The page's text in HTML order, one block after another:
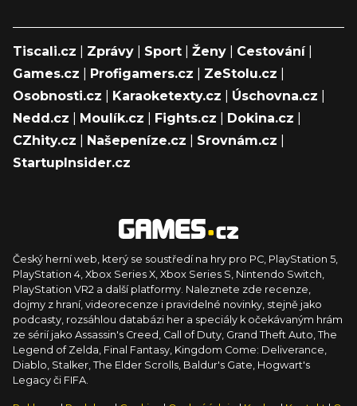
Tiscali.cz Zprávy Sport Ženy Cestování|
Games.cz
Profigamers.cz ZeStolu.cz
Osobnosti.cz
Karaoketexty.cz Úschovna.cz
Nedd.cz
Moulík.cz Fights.cz Dokina.cz
CZhity.cz
Našepeníze.cz Srovnám.cz
StartupInsider.cz
Český herní web, který se soustředí na hry pro PC, PlayStation 5,
PlayStation 4, Xbox Series X, Xbox Series S, Nintendo Switch,
PlayStation VR2 a další platformy. Naleznete zde recenze,
dojmy z hraní, videorecenze i pravidelné novinky, stejně jako
podcasty, rozsáhlou databázi her a speciály k očekávaným hrám
ze sérií jako Assassin's Creed, Call of Duty, Grand Theft Auto, The
Legend of Zelda, Final Fantasy, Kingdom Come: Deliverance,
Diablo, Stalker, The Elder Scrolls, Baldur's Gate, Hogwart's
Legacy či FIFA.